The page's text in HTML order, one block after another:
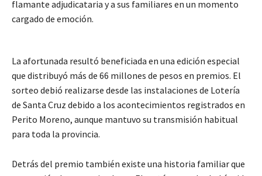
flamante adjudicataria y a sus familiares en un momento
cargado de emoción.
La afortunada resultó beneficiada en una edición especial
que distribuyó más de 66 millones de pesos en premios. El
sorteo debió realizarse desde las instalaciones de Lotería
de Santa Cruz debido a los acontecimientos registrados en
Perito Moreno, aunque mantuvo su transmisión habitual
para toda la provincia.
Detrás del premio también existe una historia familiar que